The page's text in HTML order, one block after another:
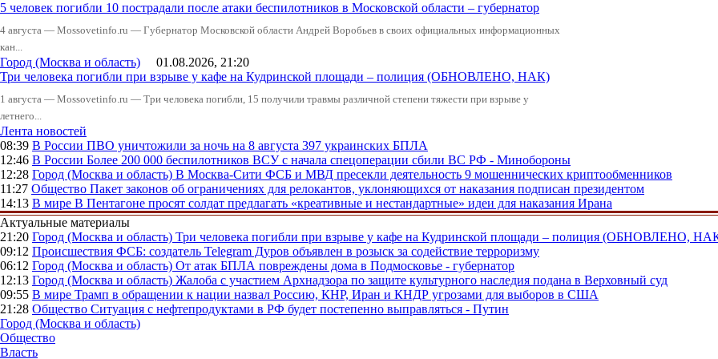
5 человек погибли 10 пострадали после атаки беспилотников в Московской области – губернатор
4 августа — Mossovetinfo.ru — Губернатор Московской области Андрей Воробьев в своих официальных информационных
кан...
Город (Москва и область) 01.08.2026, 21:20
Три человека погибли при взрыве у кафе на Кудринской площади – полиция (ОБНОВЛЕНО, НАК)
1 августа — Mossovetinfo.ru — Три человека погибли, 15 получили травмы различной степени тяжести при взрыве у
летнего...
Лента новостей
08:39 В России ПВО уничтожили за ночь на 8 августа 397 украинских БПЛА
12:46 В России Более 200 000 беспилотников ВСУ с начала спецоперации сбили ВС РФ - Минобороны
12:28 Город (Москва и область) В Москва-Сити ФСБ и МВД пресекли деятельность 9 мошеннических криптообменников
11:27 Общество Пакет законов об ограничениях для релокантов, уклоняющихся от наказания подписан президентом
14:13 В мире В Пентагоне просят солдат предлагать «креативные и нестандартные» идеи для наказания Ирана
Актуальные материалы
21:20 Город (Москва и область) Три человека погибли при взрыве у кафе на Кудринской площади – полиция (ОБНОВЛЕНО,
09:12 Происшествия ФСБ: создатель Telegram Дуров объявлен в розыск за содействие терроризму
06:12 Город (Москва и область) От атак БПЛА повреждены дома в Подмосковье - губернатор
12:13 Город (Москва и область) Жалоба с участием Архнадзора по защите культурного наследия подана в Верховный суд
09:55 В мире Трамп в обращении к нации назвал Россию, КНР, Иран и КНДР угрозами для выборов в США
21:28 Общество Ситуация с нефтепродуктами в РФ будет постепенно выправляться - Путин
Город (Москва и область)
Общество
Власть